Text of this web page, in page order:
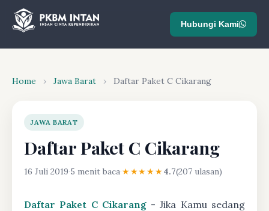
Hubungi Kami
Home › Jawa Barat › Daftar Paket C Cikarang
JAWA BARAT
Daftar Paket C Cikarang
16 Juli 2019·5 menit baca·★★★★★4.7(207 ulasan)
Daftar Paket C Cikarang- Jika Kamu sedang